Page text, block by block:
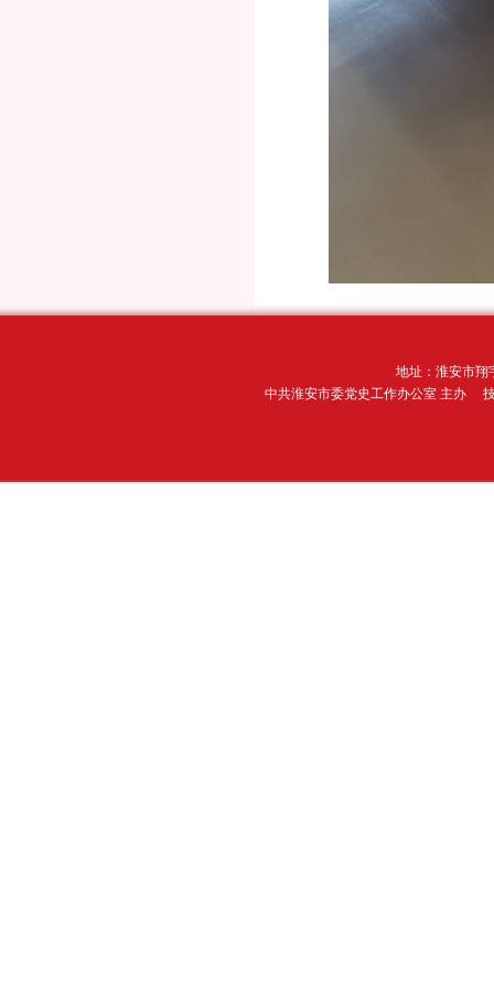
地址：淮安市翔
中共淮安市委党史工作办公室 主办